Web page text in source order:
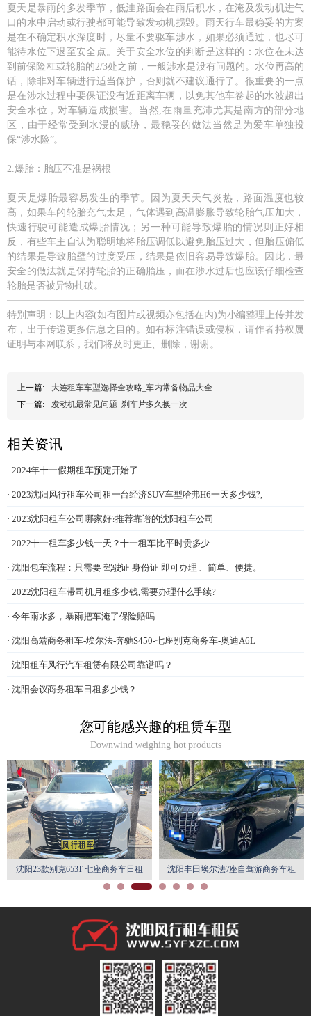
夏天是暴雨的多发季节，低洼路面会在雨后积水，在淹及发动机进气
口的水中启动或行驶都可能导致发动机损毁。雨天行车最稳妥的方案
是在不确定积水深度时，尽量不要驱车涉水，如果必须通过，也尽可
能待水位下退至安全点。关于安全水位的判断是这样的：水位在未达
到前保险杠或轮胎的2/3处之前，一般涉水是没有问题的。水位再高的
话，除非对车辆进行适当保护，否则就不建议通行了。很重要的一点
是在涉水过程中要保证没有近距离车辆，以免其他车卷起的水波超出
安全水位，对车辆造成损害。当然,在雨量充沛尤其是南方的部分地
区，由于经常受到水浸的威胁，最稳妥的做法当然是为爱车单独投
保“涉水险”。
2.爆胎：胎压不准是祸根
夏天是爆胎最容易发生的季节。因为夏天天气炎热，路面温度也较
高，如果车的轮胎充气太足，气体遇到高温膨胀导致轮胎气压加大，
快速行驶可能造成爆胎情况；另一种可能导致爆胎的情况则正好相
反，有些车主自认为聪明地将胎压调低以避免胎压过大，但胎压偏低
的结果是导致胎壁的过度受压，结果是依旧容易导致爆胎。因此，最
安全的做法就是保持轮胎的正确胎压，而在涉水过后也应该仔细检查
轮胎是否被异物扎破。
特别声明：以上内容(如有图片或视频亦包括在内)为小编整理上传并发
布，出于传递更多信息之目的。如有标注错误或侵权，请作者持权属
证明与本网联系，我们将及时更正、删除，谢谢。
上一篇:
大连租车车型选择全攻略_车内常备物品大全
下一篇:
发动机最常见问题_刹车片多久换一次
相关资讯
· 2024年十一假期租车预定开始了
· 2023沈阳风行租车公司租一台经济SUV车型哈弗H6一天多少钱?,
· 2023沈阳租车公司哪家好?推荐靠谱的沈阳租车公司
· 2022十一租车多少钱一天？十一租车比平时贵多少
· 沈阳包车流程：只需要 驾驶证 身份证 即可办理 、简单、便捷。
· 2022沈阳租车带司机月租多少钱,需要办理什么手续?
· 今年雨水多，暴雨把车淹了保险赔吗
· 沈阳高端商务租车-埃尔法-奔驰S450-七座别克商务车-奥迪A6L
· 沈阳租车风行汽车租赁有限公司靠谱吗？
· 沈阳会议商务租车日租多少钱？
您可能感兴趣的租赁车型
Downwind weighing hot products
沈阳23款别克653T 七座商务车日租 沈阳丰田埃尔法7座自驾游商务车租